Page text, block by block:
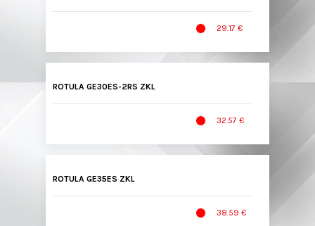
29.17 €
ROTULA GE30ES-2RS ZKL
32.57 €
ROTULA GE35ES ZKL
38.59 €